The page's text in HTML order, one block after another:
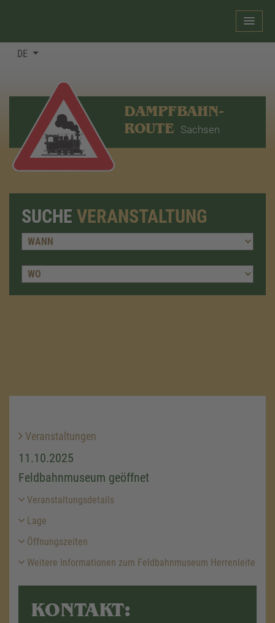
DE
DAMPFBAHN-
ROUTE Sachsen
SUCHE VERANSTALTUNG
Veranstaltungen
11.10.2025
Feldbahnmuseum geöffnet
Veranstaltungsdetails
Lage
Öffnungszeiten
Weitere Informationen zum Feldbahnmuseum Herrenleite
KONTAKT: